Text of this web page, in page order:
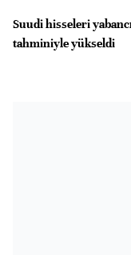
Suudi hisseleri yabancı
tahminiyle yükseldi